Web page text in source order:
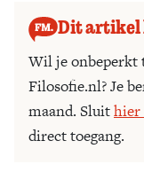
Dit artikel
Wil je onbeperkt
Filosofie.nl? Je
maand. Sluithier
direct toegang.